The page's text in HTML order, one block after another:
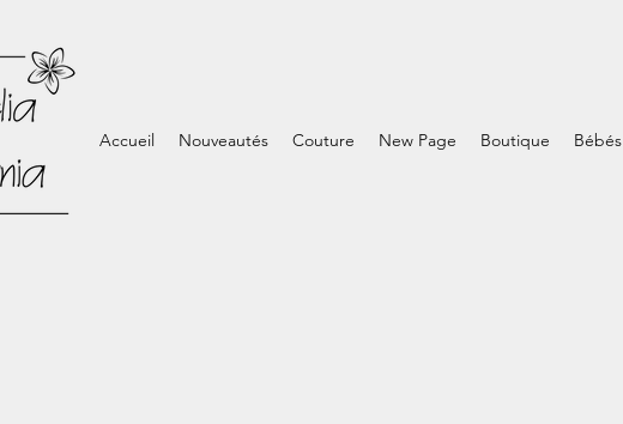
Accueil Nouveautés Couture New Page Boutique Bébés